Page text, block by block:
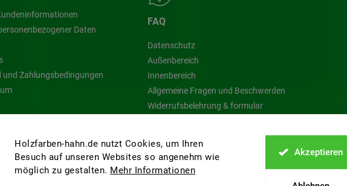
Holzfarben-hahn.de nutzt Cookies, um Ihren
Besuch auf unseren Websites so angenehm wie
möglich zu gestalten. Mehr Informationen
Akzeptieren
Daten
und Zahlungsbedingungen
FAQ
Datenschutz
Außenbereich
Innenbereich
Allgemeine Fragen und Beschwerden
Widerrufsbelehrung & formular